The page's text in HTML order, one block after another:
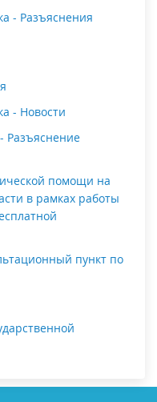
- Разъяснения
- Новости
Разъяснение
помощи на
в рамках работы
пункт по